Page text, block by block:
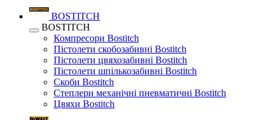
BOSTITCH
BOSTITCH
Компресори Bostitch
Пістолети скобозабивні Bostitch
Пістолети цвяхозабивні Bostitch
Пістолети шпількозабивні Bostitch
Скоби Bostitch
Степлери механічні пневматичні Bostitch
Цвяхи Bostitch